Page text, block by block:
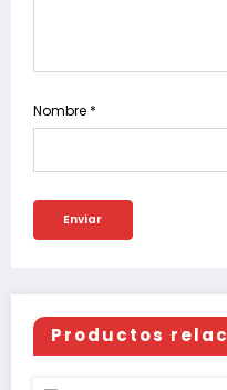
Nombre *
Productos